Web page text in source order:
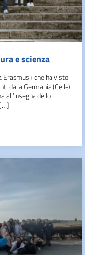
e scienza
Erasmus+ che ha visto
dalla Germania (Celle)
all’insegna dello
[…]